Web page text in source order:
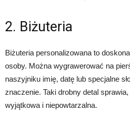
2. Biżuteria
Biżuteria personalizowana to
osoby. Można wygrawerować na
naszyjniku imię, datę lub specjalne
znaczenie. Taki drobny detal
wyjątkowa i niepowtarzalna.